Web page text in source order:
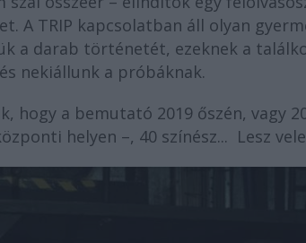
A TRIP kapcsolatban áll olyan
a darab történetét, ezeknek a
nekiállunk a próbáknak.
hogy a bemutató 2019 őszén, vagy
helyen –, 40 színész... Lesz